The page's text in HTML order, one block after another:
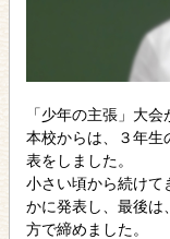
「少年の主張」大
本校からは、３年生
表をしました。
小さい頃から続けて
かに発表し、最後は
方で締めました。